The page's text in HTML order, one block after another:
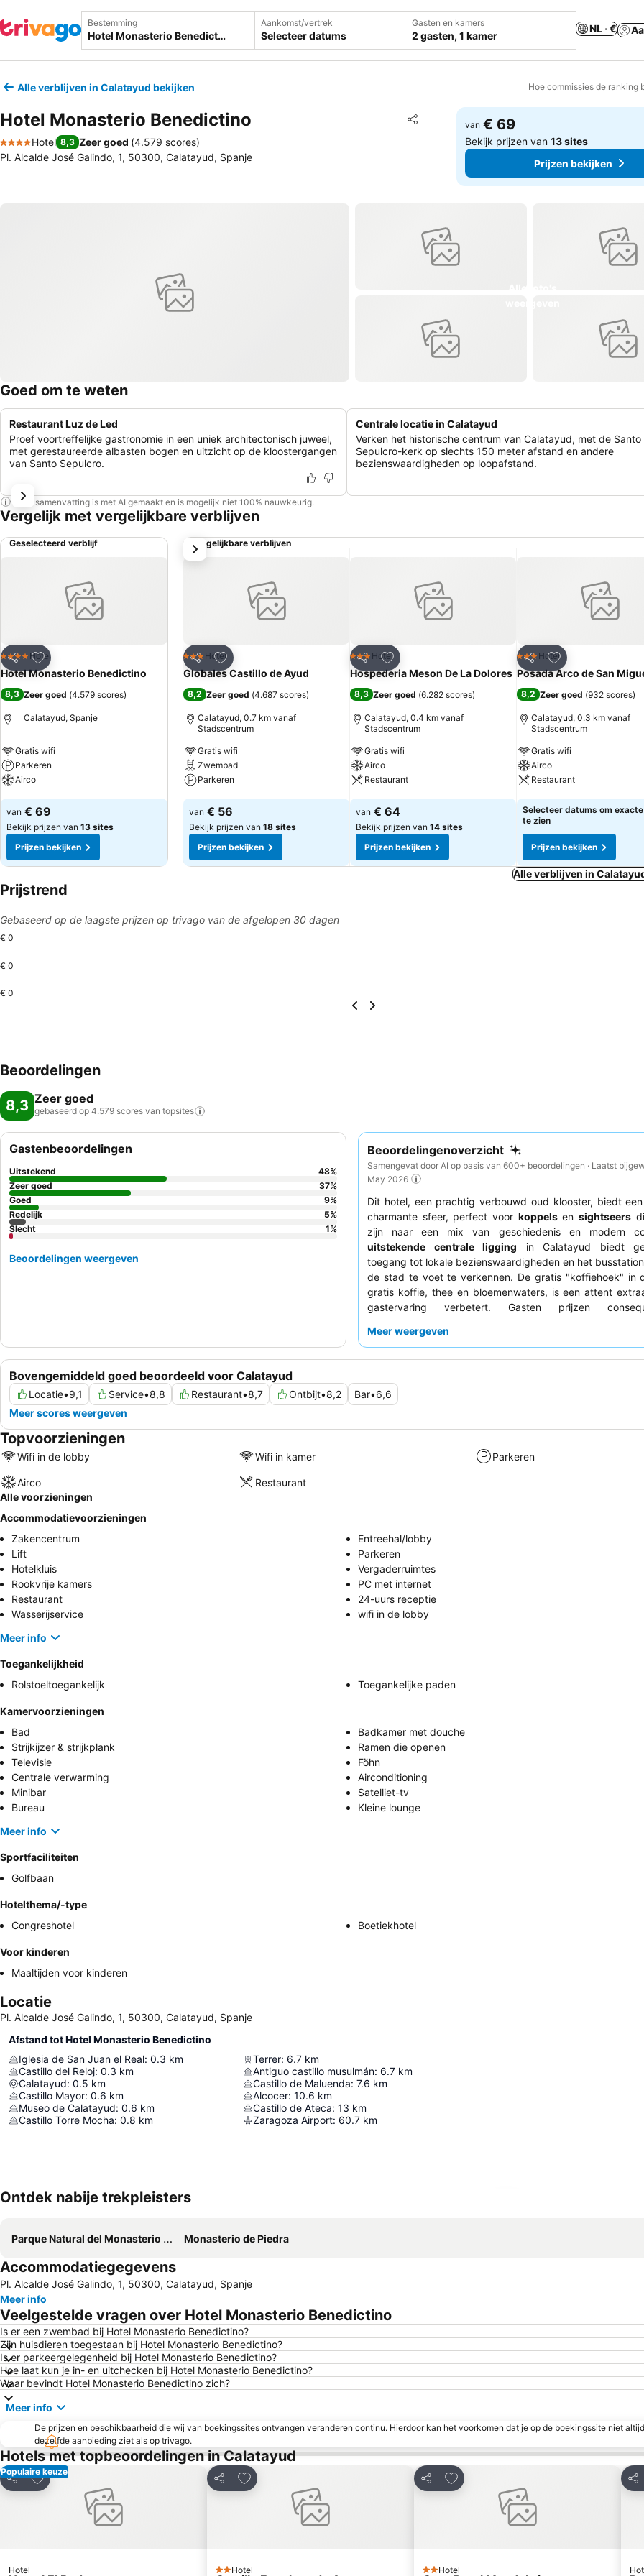
Bestemming Aankomst/vertrek
Selecteer datums
Gasten en kamers
2 gasten, 1 kamer
NL · €
Alle verblijven in Calatayud bekijken Hoe commissies de ranking
Hotel Monasterio Benedictino Delen
Toevoegen aan favorieten
4 Sterren
Hotel 8,3 Zeer goed (4.579 scores)
Pl. Alcalde José Galindo, 1, 50300, Calatayud, Spanje
van € 69
Bekijk prijzen van13 sites
Prijzen bekijken
Goed om te weten
Restaurant Luz de Led
Proef voortreffelijke gastronomie in een uniek architectonisch juweel,
met gerestaureerde albasten bogen en uitzicht op de kloostergangen
van Santo Sepulcro.
Centrale locatie in Calatayud
Verken het historische centrum van Calatayud, met de Santo
Sepulcro-kerk op slechts 150 meter afstand en andere
bezienswaardigheden op loopafstand.
Deze samenvatting is met AI gemaakt en is mogelijk niet 100% nauwkeurig.
Vergelijk met vergelijkbare verblijven
Geselecteerd verblijf
Delen
Toevoegen aan favorieten
4 SterrenHotel
Hotel Monasterio Benedictino
8,3 Zeer goed (4.579 scores)
Calatayud, Spanje
Gratis wifi
Parkeren
Airco
Prijzen bekijken
van € 69
Bekijk prijzen van 13 sites
Prijzen bekijken
Vergelijkbare verblijven
Delen
Toevoegen aan favorieten
3 Sterren
Hotel
Globales Castillo de Ayud
8,2 Zeer goed (4.687 scores)
Calatayud, 0.7 km vanaf
Stadscentrum
Gratis wifi
Zwembad
Parkeren
Prijzen bekijken
van € 56
Bekijk prijzen van 18 sites
Prijzen bekijken
Delen
Toevoegen aan favorieten
3 Sterren
Hotel
Hospederia Meson De La Dolores
8,3 Zeer goed (6.282 scores)
Calatayud, 0.4 km vanaf
Stadscentrum
Gratis wifi
Airco
Restaurant
Prijzen bekijken
van € 64
Bekijk prijzen van 14 sites
Prijzen bekijken
Delen
Toevoegen aan
3 Sterren
Hotel
Posada Arco de San
8,2 Zeer goed (932 scores)
Calatayud, 0.3 km vanaf
Stadscentrum
Gratis wifi
Airco
Restaurant
Prijzen bekijken
Selecteer datums om
te zien
Prijzen bekijken
volgende
Alle verblijven in
Prijstrend
Gebaseerd op de laagste prijzen op trivago van de afgelopen 30 dagen
€ 0
€ 0
€ 0
Beoordelingen
8,3 Zeer goed
gebaseerd op 4.579 scores van topsites
Beoordelingenoverzicht
Samengevat door AI op basis van 600+ beoordelingen · Laatst
May 2026
Dit hotel, een prachtig verbouwd oud klooster, biedt
charmante sfeer, perfect voor koppelsensightseers
zijn naar een mix van geschiedenis en modern
uitstekende centrale ligging in Calatayud biedt
toegang tot lokale bezienswaardigheden en het
de stad te voet te verkennen. De gratis "koffiehoek" in
gratis koffie, thee en bloemenwaters, is een attent
gastervaring verbetert. Gasten prijzen
oplettendheid, en het
overwegen een kamer met uitzicht op de tuin aan te
Meer weergeven
Bovengemiddeld goed beoordeeld voor Calatayud
Locatie•9,1 Service•8,8 Restaurant•8,7 Ontbijt•8,2 Bar•6,6
Meer scores weergeven
Gastenbeoordelingen
Uitstekend 48%
Zeer goed
37%
Goed
9%
Redelijk
5%
Slecht
1%
Beoordelingen weergeven
Topvoorzieningen
Wifi in de lobby Wifi in kamer Parkeren
Airco
Restaurant
Alle voorzieningen
Accommodatievoorzieningen
Zakencentrum
Entreehal/lobby
Lift
Parkeren
Hotelkluis
Vergaderruimtes
Rookvrije kamers
PC met internet
Restaurant
24-uurs receptie
Wasserijservice
wifi in de lobby
Meer info
Toegankelijkheid
Rolstoeltoegankelijk
Toegankelijke paden
Kamervoorzieningen
Bad
Badkamer met douche
Strijkijzer & strijkplank
Ramen die openen
Televisie
Föhn
Centrale verwarming
Airconditioning
Minibar
Satelliet-tv
Bureau
Kleine lounge
Meer info
Sportfaciliteiten
Golfbaan
Hotelthema/-type
Congreshotel
Boetiekhotel
Voor kinderen
Maaltijden voor kinderen
Locatie
Pl. Alcalde José Galindo, 1, 50300, Calatayud, Spanje
Afstand tot Hotel Monasterio Benedictino
Iglesia de San Juan el Real: 0.3 km
Castillo del Reloj: 0.3 km
Calatayud: 0.5 km
Castillo Mayor: 0.6 km
Museo de Calatayud: 0.6 km
Castillo Torre Mocha: 0.8 km
Terrer: 6.7 km
Antiguo castillo musulmán: 6.7 km
Castillo de Maluenda: 7.6 km
Alcocer: 10.6 km
Castillo de Ateca: 13 km
Zaragoza Airport: 60.7 km
Ontdek nabije trekpleisters
Parque Natural del Monasterio de Piedra Monasterio de Piedra
Accommodatiegegevens
Pl. Alcalde José Galindo, 1, 50300, Calatayud, Spanje
Meer info
Veelgestelde vragen over Hotel Monasterio Benedictino
Is er een zwembad bij Hotel Monasterio Benedictino?
Zijn huisdieren toegestaan bij Hotel Monasterio Benedictino?
Is er parkeergelegenheid bij Hotel Monasterio Benedictino?
Hoe laat kun je in- en uitchecken bij Hotel Monasterio Benedictino?
Waar bevindt Hotel Monasterio Benedictino zich?
Meer info
De prijzen en beschikbaarheid die wij van boekingssites ontvangen veranderen continu. Hierdoor kan het voorkomen dat je op de boekingssite niet
dezelfde aanbieding ziet als op trivago.
Hotels met topbeoordelingen in Calatayud
Populaire keuze
Delen
Toevoegen aan favorieten
Hotel
Delen
Toevoegen aan favorieten
Hotel
Delen
Toevoegen aan favorieten
Hotel